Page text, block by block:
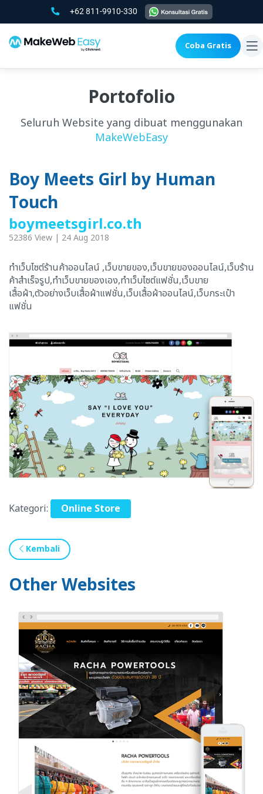
+62 811-9910-330
Coba Gratis
Portofolio
Seluruh Website yang dibuat menggunakan
MakeWebEasy
Boy Meets Girl by Human
Touch
boymeetsgirl.co.th
52386 View | 24 Aug 2018
ทำเว็บไซต์ร้านค้าออนไลน์ ,เว็บขายของ,เว็บขายของออนไลน์,เว็บร้าน
ค้าสำเร็จรูป,ทำเว็บขายของเอง,ทำเว็บไซต์แฟชั่น,เว็บขาย
เสื้อผ้า,ตัวอย่างเว็บเสื้อผ้าแฟชั่น,เว็บเสื้อผ้าออนไลน์,เว็บกระเป๋า
แฟชั่น
Kategori: Online Store
Kembali
Other Websites